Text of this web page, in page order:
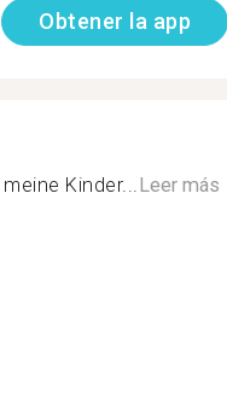
Obtener la app
Kinder...Leer más